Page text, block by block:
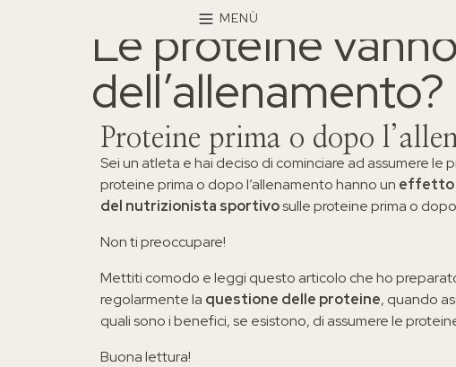
MENÙ
Le proteine
Proteine prima o dopo
Sei un atleta e hai deciso di cominciare ad assumere le
proteine prima o dopo l’allenamento hanno un effetto
del nutrizionista sportivosulle proteine prima o
Non ti preoccupare!
Mettiti comodo e leggi questo articolo che ho
regolarmente la questione delle proteine, quando
quali sono i benefici, se esistono, di assumere le
Buona lettura!
I PERCORSI PIÙ RICHIESTI
Anti-age Food Method
Food Boody Sculp
Food Beauty
Wellness Body
Dimagrimento